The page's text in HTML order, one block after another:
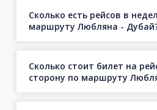
Сколько есть рейсов в
маршруту Любляна -
Сколько стоит билет на
сторону по маршруту